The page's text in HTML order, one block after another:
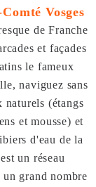
Vosges
de Franche
et façades
le fameux
naviguez sans
naturels (étangs
et mousse) et
d'eau de la
un réseau
grand nombre